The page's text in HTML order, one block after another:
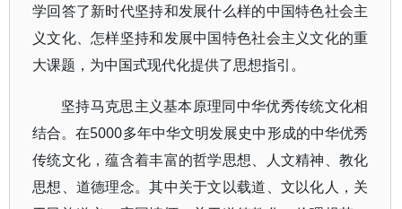
学回答了新时代坚持和发展什么样的中国特色社会主
义文化、怎样坚持和发展中国特色社会主义文化的重
大课题，为中国式现代化提供了思想指引。
坚持马克思主义基本原理同中华优秀传统文化相
结合。在5000多年中华文明发展史中形成的中华优秀
传统文化，蕴含着丰富的哲学思想、人文精神、教化
思想、道德理念。其中关于文以载道、文以化人，关